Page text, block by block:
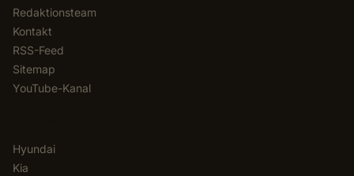
Redaktionsteam
Kontakt
RSS-Feed
Sitemap
YouTube-Kanal
Hyundai
Kia